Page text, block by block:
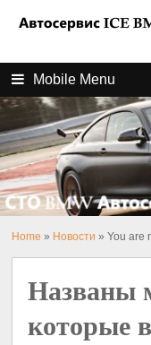
Mobile Menu
Home » Новости » You are
Названы
которые